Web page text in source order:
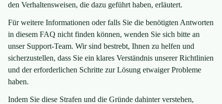
den Verhaltensweisen, die dazu geführt haben, erläutert.
Für weitere Informationen oder falls Sie die benötigten Antworten
in diesem FAQ nicht finden können, wenden Sie sich bitte an
unser Support-Team. Wir sind bestrebt, Ihnen zu helfen und
sicherzustellen, dass Sie ein klares Verständnis unserer Richtlinien
und der erforderlichen Schritte zur Lösung etwaiger Probleme
haben.
Indem Sie diese Strafen und die Gründe dahinter verstehen,